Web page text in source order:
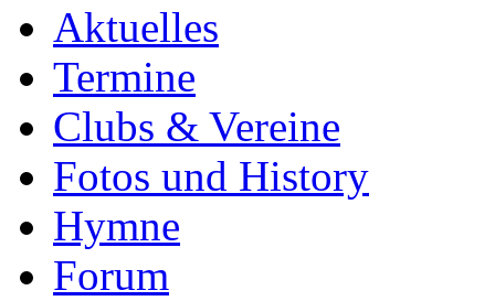
Aktuelles
Termine
Clubs & Vereine
Fotos und History
Hymne
Forum